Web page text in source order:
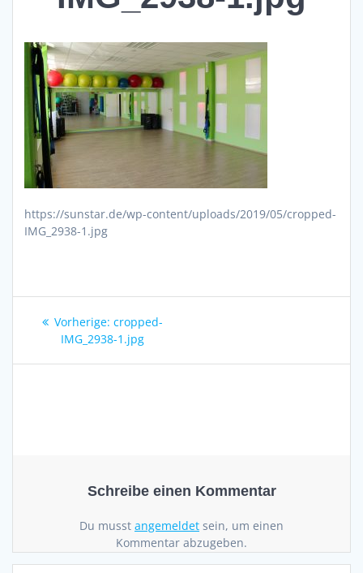
https://sunstar.de/wp-content/uploads/2019/05/cropped-
IMG_2938-1.jpg
Beitragsnavigation
Vorherige: Vorheriger
Beitrag:
cropped-
IMG_2938-1.jpg
Schreibe einen Kommentar
Du musst angemeldet sein, um einen
Kommentar abzugeben.